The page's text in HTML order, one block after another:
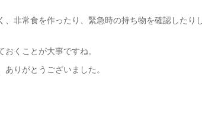
非常食を作ったり、緊急時の持ち物を確認したり
くことが大事ですね。
りがとうございました。